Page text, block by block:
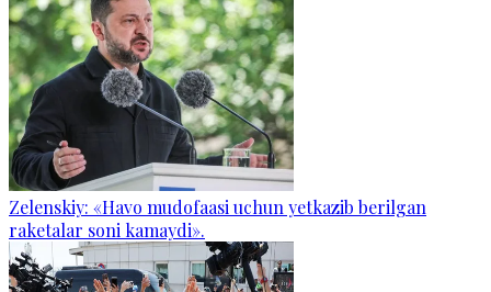
Zelenskiy: «Havo mudofaasi uchun yetkazib berilgan
raketalar soni kamaydi».